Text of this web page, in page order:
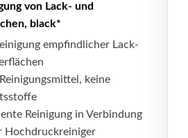
von Lack- und
black*
empfindlicher Lack-
keine
Reinigung in Verbindung
Hochdruckreiniger